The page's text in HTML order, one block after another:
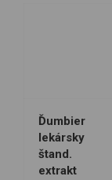
Ďumbier
lekársky
štand.
extrakt